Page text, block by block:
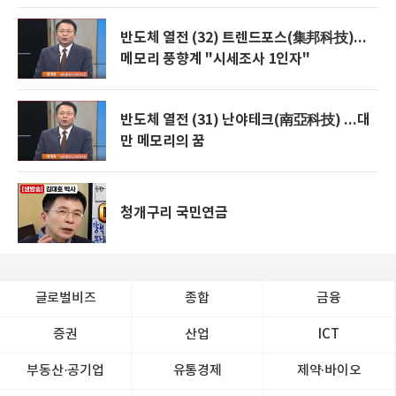
반도체 열전 (32) 트렌드포스(集邦科技)...
메모리 풍향계 "시세조사 1인자"
반도체 열전 (31) 난야테크(南亞科技) ...대
만 메모리의 꿈
청개구리 국민연금
글로벌비즈 종합 금융
증권 산업 ICT
부동산·공기업 유통경제 제약∙바이오